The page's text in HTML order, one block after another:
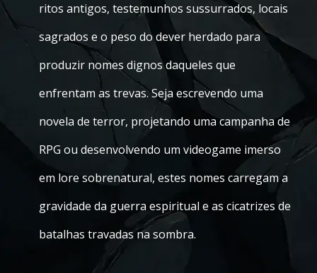
ritos antigos, testemunhos sussurrados, locais
sagrados e o peso do dever herdado para
produzir nomes dignos daqueles que
enfrentam as trevas. Seja escrevendo uma
novela de terror, projetando uma campanha de
RPG ou desenvolvendo um videogame imerso
em lore sobrenatural, estes nomes carregam a
gravidade da guerra espiritual e as cicatrizes de
batalhas travadas na sombra.